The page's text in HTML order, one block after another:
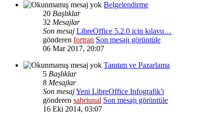
Belgelendirme
20 Başlıklar
32 Mesajlar
Son mesaj LibreOffice 5.2.0 için kılavu…
gönderen fortran Son mesajı görüntüle
06 Mar 2017, 20:07
Tanıtım ve Pazarlama
5 Başlıklar
8 Mesajlar
Son mesajYeni LibreOffice Infografik'i
gönderen sabriunal Son mesajı görüntüle
16 Eki 2014, 03:07